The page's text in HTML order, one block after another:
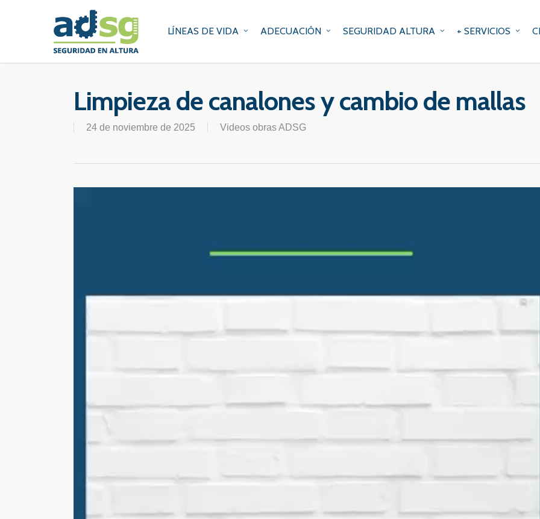
LÍNEAS DE VIDA ADECUACIÓN SEGURIDAD ALTURA + SERVICIOS
Limpieza de canalones y cambio de mallas
24 de noviembre de 2025 Videos obras ADSG